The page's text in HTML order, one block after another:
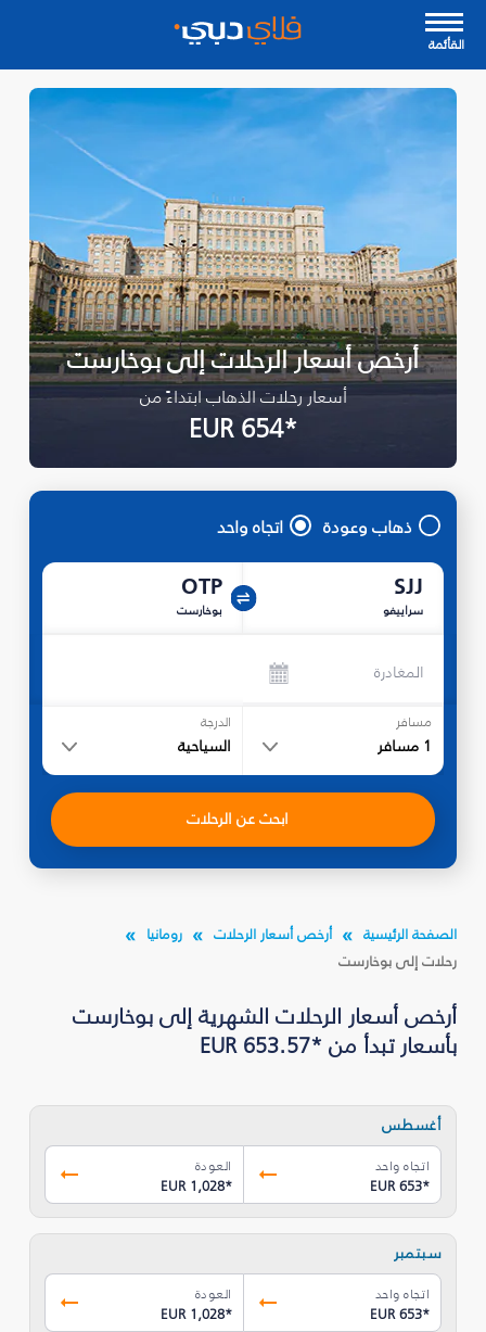
القأئمة
أرخص أسعار الرحلات إلى بوخارست
أسعار رحلات الذهاب ابتداءً من
*EUR 654
ذهاب وعودة اتجاه واحد
SJJ
سراييفو
OTP
بوخارست
المغادرة
مسافر
1 مسافر
الدرجة
السياحية
ابحث عن الرحلات
الصفحة الرئيسية أرخص أسعار الرحلات
رومانيا
رحلات إلى بوخارست
أرخص أسعار الرحلات الشهرية إلى بوخارست
بأسعار تبدأ من *EUR 653.57
أغسطس
اتجاه واحد
EUR 653*
العودة
EUR 1,028*
سبتمبر
اتجاه واحد
EUR 653*
العودة
EUR 1,028*